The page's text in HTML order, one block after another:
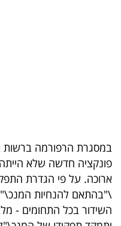
רכב
בריאות
תרבות
במסגרת הרפורמה ברשות
פונקציה חדשה שלא
ארוכה. על פי הגדרת
\"בהתאם להנחיות
השידור בכל התחומים -